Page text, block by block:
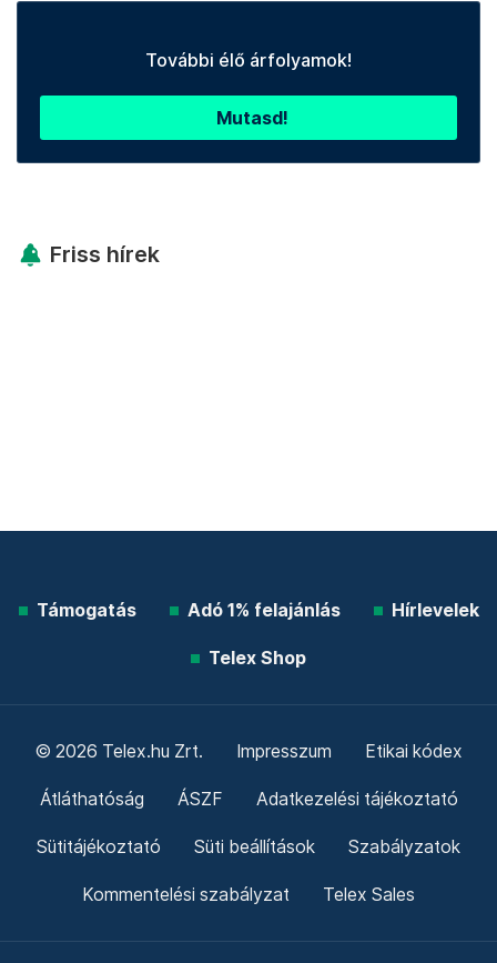
További élő árfolyamok!
Mutasd!
Friss hírek
Támogatás Adó 1% felajánlás Hírlevelek
Telex Shop
© 2026 Telex.hu Zrt. Impresszum Etikai kódex
Átláthatóság ÁSZF Adatkezelési tájékoztató
Sütitájékoztató Süti beállítások Szabályzatok
Kommentelési szabályzat Telex Sales